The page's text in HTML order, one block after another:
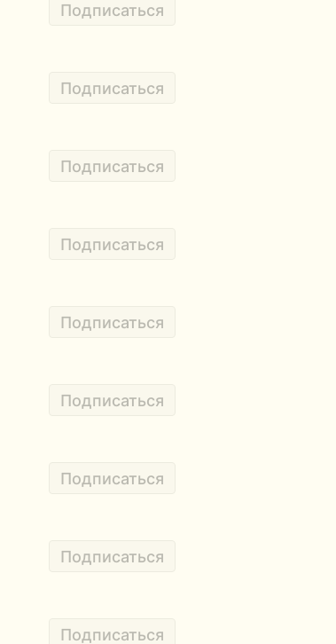
Подписаться
Подписаться
Подписаться
Подписаться
Подписаться
Подписаться
Подписаться
Подписаться
Подписаться